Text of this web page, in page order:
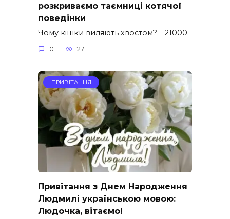
розкриваємо таємниці котячої
поведінки
Чому кішки виляють хвостом? – 21000.
0 27
ПРИВІТАННЯ
Привітання з Днем Народження
Людмилі українською мовою:
Людочка, вітаємо!